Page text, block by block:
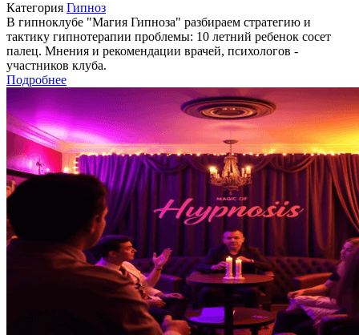
Категория Гипноз
В гипноклубе "Магия Гипноза" разбираем стратегию и
тактику гипнотерапии проблемы: 10 летний ребенок сосет
палец. Мнения и рекомендации врачей, психологов -
участников клуба.
Подробнее